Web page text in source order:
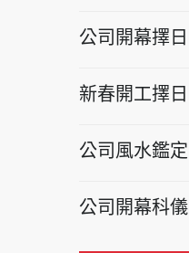
公司開幕擇日
新春開工擇日
公司風水鑑定
公司開幕科儀